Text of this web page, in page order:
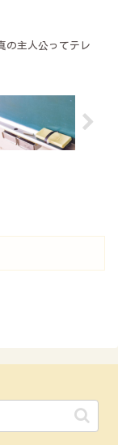
の主人公ってテレ